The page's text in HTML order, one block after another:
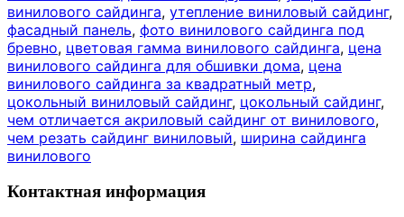
винилового сайдинга, утепление виниловый сайдинг,
фасадный панель, фото винилового сайдинга под
бревно, цветовая гамма винилового сайдинга, цена
винилового сайдинга для обшивки дома, цена
винилового сайдинга за квадратный метр,
цокольный виниловый сайдинг, цокольный сайдинг,
чем отличается акриловый сайдинг от винилового,
чем резать сайдинг виниловый, ширина сайдинга
винилового
Контактная информация